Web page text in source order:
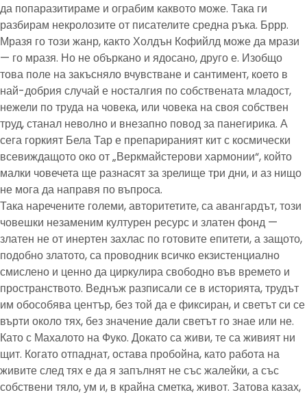
да попаразитираме и ограбим каквото може. Така ги
разбирам некролозите от писателите средна ръка. Бррр.
Мразя го този жанр, както Холдън Кофийлд може да мрази
— го мразя. Но не объркано и ядосано, друго е. Изобщо
това поле на закъсняло вчувстване и сантимент, което в
най-добрия случай е носталгия по собствената младост,
нежели по труда на човека, или човека на своя собствен
труд, станал неволно и внезапно повод за панегирика. А
сега горкият Бела Тар е препарираният кит с космически
всевиждащото око от „Веркмайстерови хармонии“, който
малки човечета ще разнасят за зрелище три дни, и аз нищо
не мога да направя по въпроса.
Така наречените големи, авторитетите, са авангардът, този
човешки незаменим културен ресурс и златен фонд —
златен не от инертен захлас по готовите епитети, а защото,
подобно златото, са проводник всичко екзистенциално
смислено и ценно да циркулира свободно във времето и
пространството. Веднъж разписали се в историята, трудът
им обособява център, без той да е фиксиран, и светът си се
върти около тях, без значение дали светът го знае или не.
Като с Махалото на Фуко. Докато са живи, те са живият ни
щит. Когато отпаднат, остава пробойна, като работа на
живите след тях е да я запълнят не със жалейки, а със
собствени тяло, ум и, в крайна сметка, живот. Затова казах,